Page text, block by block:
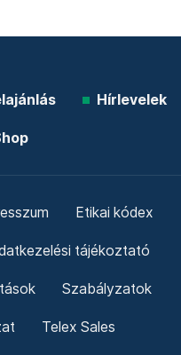
Hírlevelek
Etikai kódex
tájékoztató
Szabályzatok
Telex Sales